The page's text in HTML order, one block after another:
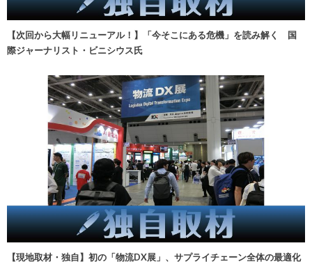
【次回から大幅リニューアル！】「今そこにある危機」を読み解く 国
際ジャーナリスト・ビニシウス氏
【現地取材・独自】初の「物流DX展」、サプライチェーン全体の最適化